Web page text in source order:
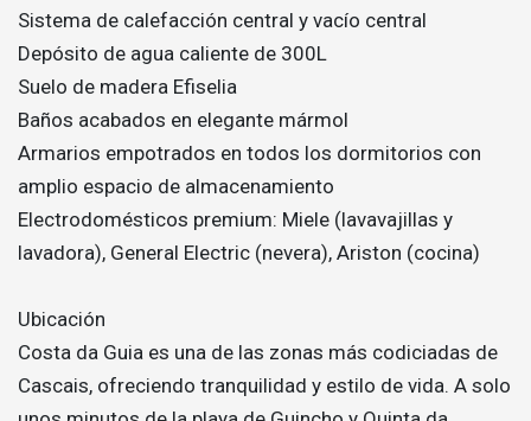
Sistema de calefacción central y vacío central
Depósito de agua caliente de 300L
Suelo de madera Efiselia
Baños acabados en elegante mármol
Armarios empotrados en todos los dormitorios con
amplio espacio de almacenamiento
Electrodomésticos premium: Miele (lavavajillas y
lavadora), General Electric (nevera), Ariston (cocina)
Ubicación
Costa da Guia es una de las zonas más codiciadas de
Cascais, ofreciendo tranquilidad y estilo de vida. A solo